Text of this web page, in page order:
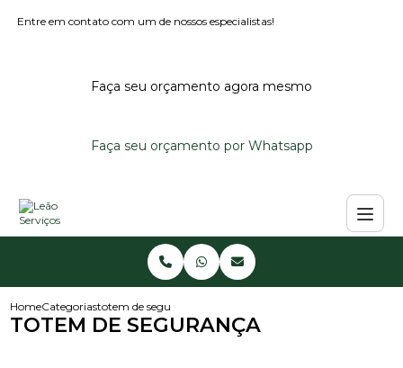
Entre em contato com um de nossos especialistas!
Faça seu orçamento agora mesmo
Faça seu orçamento por Whatsapp
HomeCategoriastotem de seguranca
TOTEM DE SEGURANÇA